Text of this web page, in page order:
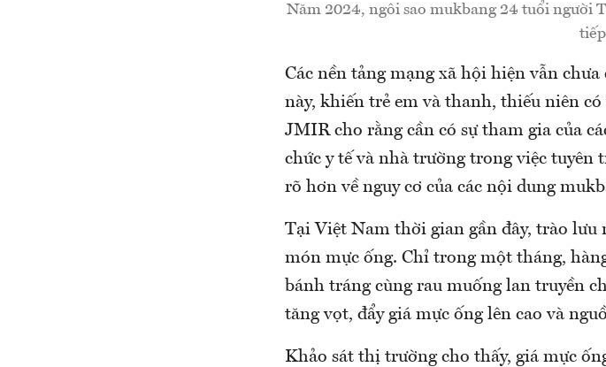
Năm 2024, ngôi sao mukbang 24 tuổi người
Các nền tảng mạng xã hội hiện vẫn
này, khiến trẻ em và thanh, thiếu niên
JMIR cho rằng cần có sự tham gia của
chức y tế và nhà trường trong việc tuyên
rõ hơn về nguy cơ của các nội dung
Tại Việt Nam thời gian gần đây, trào lưu
món mực ống. Chỉ trong một tháng,
bánh tráng cùng rau muống lan truyền
tăng vọt, đẩy giá mực ống lên cao và
Khảo sát thị trường cho thấy, giá mực